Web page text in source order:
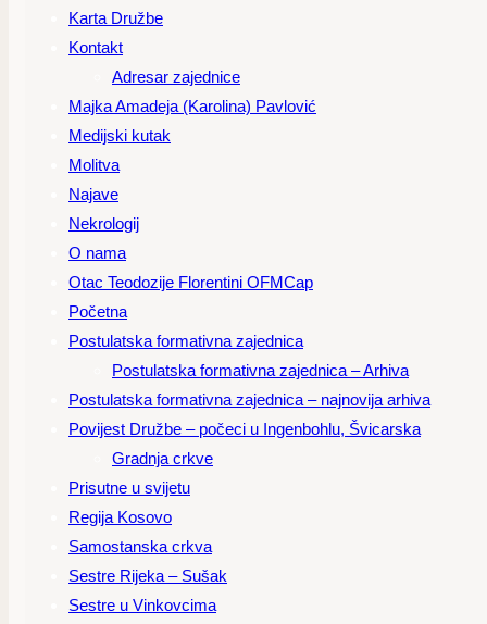
Karta Družbe
Kontakt
Adresar zajednice
Majka Amadeja (Karolina) Pavlović
Medijski kutak
Molitva
Najave
Nekrologij
O nama
Otac Teodozije Florentini OFMCap
Početna
Postulatska formativna zajednica
Postulatska formativna zajednica – Arhiva
Postulatska formativna zajednica – najnovija arhiva
Povijest Družbe – počeci u Ingenbohlu, Švicarska
Gradnja crkve
Prisutne u svijetu
Regija Kosovo
Samostanska crkva
Sestre Rijeka – Sušak
Sestre u Vinkovcima